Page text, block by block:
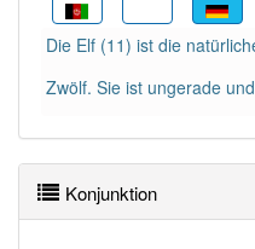
80% unserer Spielapp-
korrekt erraten.
Die Elf (11) ist die
Zwölf. Sie ist ungerade
Konjunktion